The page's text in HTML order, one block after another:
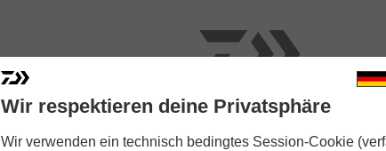
Wir respektieren deine Privatsphäre
Wir verwenden ein technisch bedingtes Session-Cookie